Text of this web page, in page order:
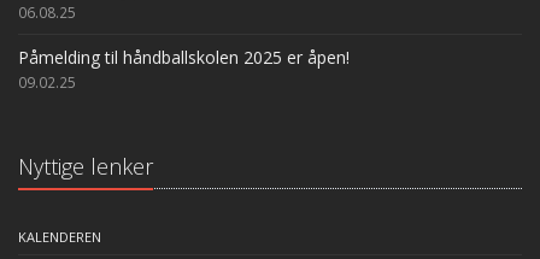
06.08.25
Påmelding til håndballskolen 2025 er åpen!
09.02.25
Nyttige lenker
KALENDEREN